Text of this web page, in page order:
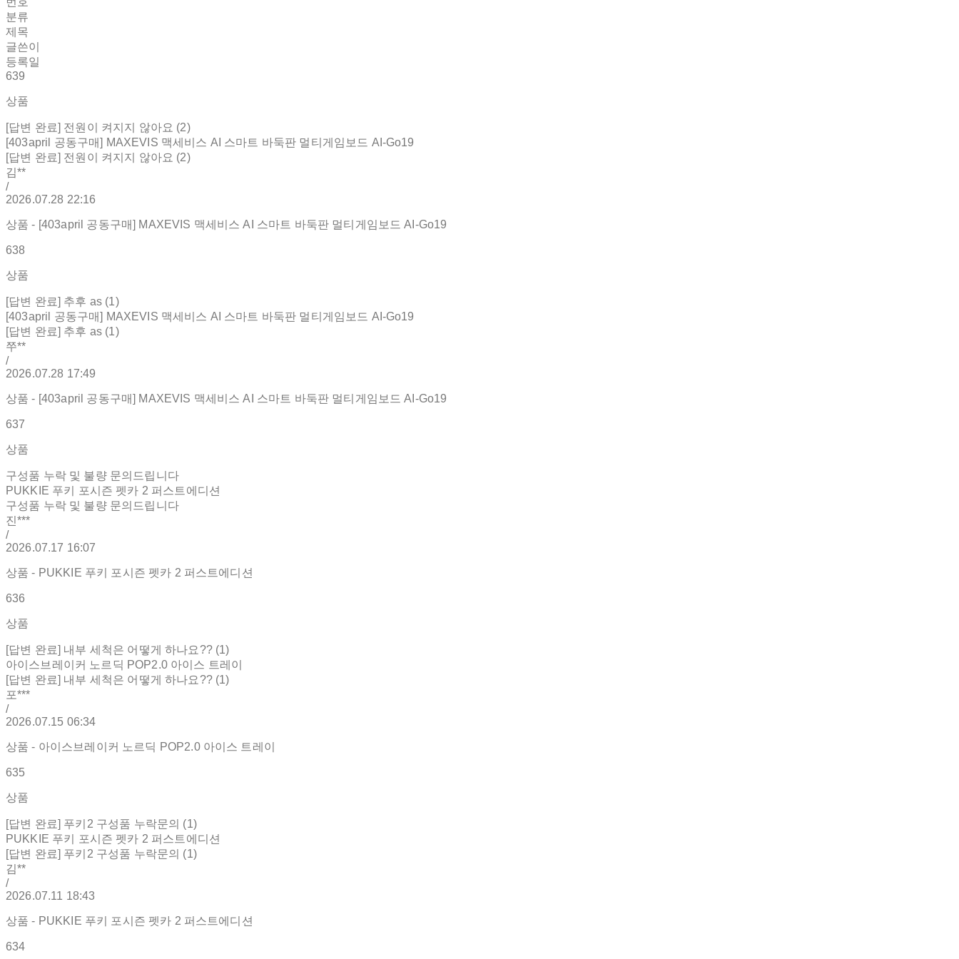
분류
제목
글쓴이
등록일
639
상품
[답변 완료] 전원이 켜지지 않아요 (2)
[403april 공동구매] MAXEVIS 맥세비스 AI 스마트 바둑판 멀티게임보드 AI-Go19
[답변 완료] 전원이 켜지지 않아요 (2)
김**
/
2026.07.28 22:16
상품 - [403april 공동구매] MAXEVIS 맥세비스 AI 스마트 바둑판 멀티게임보드 AI-Go19
638
상품
[답변 완료] 추후 as (1)
[403april 공동구매] MAXEVIS 맥세비스 AI 스마트 바둑판 멀티게임보드 AI-Go19
[답변 완료] 추후 as (1)
쭈**
/
2026.07.28 17:49
상품 - [403april 공동구매] MAXEVIS 맥세비스 AI 스마트 바둑판 멀티게임보드 AI-Go19
637
상품
구성품 누락 및 불량 문의드립니다
PUKKIE 푸키 포시즌 펫카 2 퍼스트에디션
구성품 누락 및 불량 문의드립니다
진***
/
2026.07.17 16:07
상품 - PUKKIE 푸키 포시즌 펫카 2 퍼스트에디션
636
상품
[답변 완료] 내부 세척은 어떻게 하나요?? (1)
아이스브레이커 노르딕 POP2.0 아이스 트레이
[답변 완료] 내부 세척은 어떻게 하나요?? (1)
포***
/
2026.07.15 06:34
상품 - 아이스브레이커 노르딕 POP2.0 아이스 트레이
635
상품
[답변 완료] 푸키2 구성품 누락문의 (1)
PUKKIE 푸키 포시즌 펫카 2 퍼스트에디션
[답변 완료] 푸키2 구성품 누락문의 (1)
김**
/
2026.07.11 18:43
상품 - PUKKIE 푸키 포시즌 펫카 2 퍼스트에디션
634